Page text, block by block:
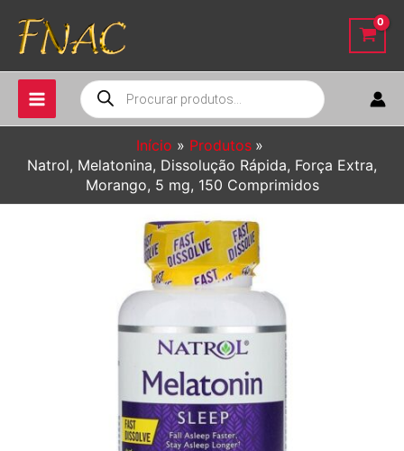
para
conteúdo
Pesquisar
produtos
Início
Produtos
Natrol, Melatonina, Dissolução Rápida, Força Extra,
Morango, 5 mg, 150 Comprimidos